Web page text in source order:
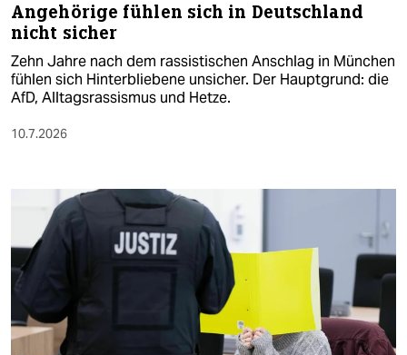
Angehörige fühlen sich in Deutschland
nicht sicher
Zehn Jahre nach dem rassistischen Anschlag in München
fühlen sich Hinterbliebene unsicher. Der Hauptgrund: die
AfD, Alltagsrassismus und Hetze.
10.7.2026